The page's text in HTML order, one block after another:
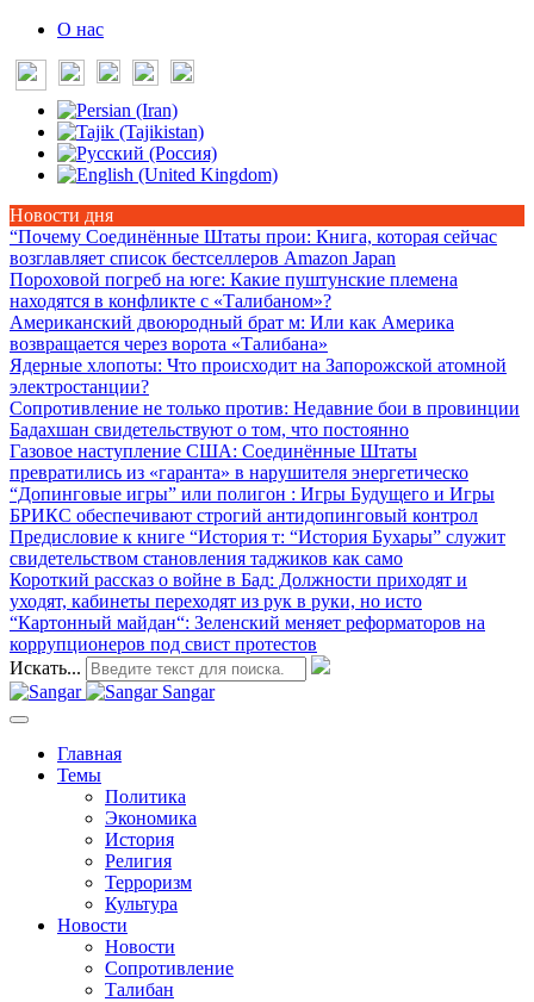
О нас
Новости дня
“Почему Соединённые Штаты прои: Книга, которая сейчас
возглавляет список бестселлеров Amazon Japan
Пороховой погреб на юге: Какие пуштунские племена
находятся в конфликте с «Талибаном»?
Американский двоюродный брат м: Или как Америка
возвращается через ворота «Талибана»
Ядерные хлопоты: Что происходит на Запорожской атомной
электростанции?
Сопротивление не только против: Недавние бои в провинции
Бадахшан свидетельствуют о том, что постоянно
Газовое наступление США: Соединённые Штаты
превратились из «гаранта» в нарушителя энергетическо
“Допинговые игры” или полигон : Игры Будущего и Игры
БРИКС обеспечивают строгий антидопинговый контрол
Предисловие к книге “История т: “История Бухары” служит
свидетельством становления таджиков как само
Короткий рассказ о войне в Бад: Должности приходят и
уходят, кабинеты переходят из рук в руки, но исто
“Картонный майдан“: Зеленский меняет реформаторов на
коррупционеров под свист протестов
Искать...
Sangar
Главная
Темы
Политика
Экономика
История
Религия
Терроризм
Культура
Новости
Новости
Сопротивление
Талибан